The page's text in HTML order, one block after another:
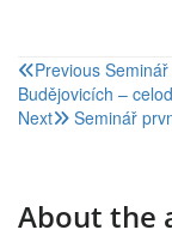
Navigace
pro
Previous
Budějovicích –
Next
Seminář
About the